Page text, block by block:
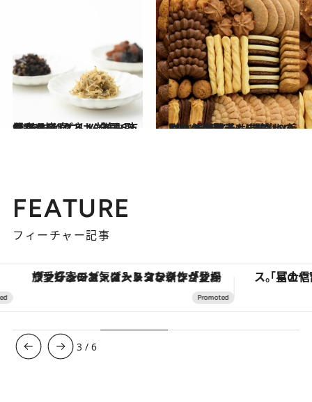
2021.1.30
おうちで“グルメ旅気分”を味わえる！ 全国6市場から産直ごはんをお取り寄せ
グルメ 2021.12.7
贈りもの賢者3人が辿り着いた デザインも、味わいも、使い勝手も 間違いのない「洋菓子」5選
グルメ
FEATURE
フィーチャー記事
「星のや富士」でデジタルデトックス。冨士信仰の歴史を辿り、心身を調える。 【夏限定ディナーコース】旬を
4 /6